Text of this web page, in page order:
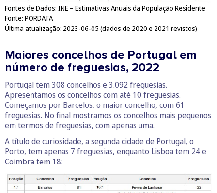
Fontes de Dados: INE – Estimativas Anuais da População Residente
Fonte: PORDATA
Última atualização: 2023-06-05 (dados de 2020 e 2021 revistos)
Maiores concelhos de Portugal em
número de freguesias, 2022
Portugal tem 308 concelhos e 3.092 freguesias.
Apresentamos os concelhos com até 10 freguesias.
Começamos por Barcelos, o maior concelho, com 61
freguesias. No final mostramos os concelhos mais pequenos
em termos de freguesias, com apenas uma.
A título de curiosidade, a segunda cidade de Portugal, o
Porto, tem apenas 7 freguesias, enquanto Lisboa tem 24 e
Coimbra tem 18: